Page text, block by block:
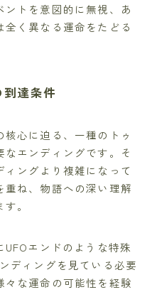
トを意図的に無視、あ
く異なる運命をたどる
到達条件
核心に迫る、一種のトゥ
エンディングです。そ
ングより複雑になって
ね、物語への深い理解
。
エンドのような特殊
ディングを見ている必要
な運命の可能性を経験